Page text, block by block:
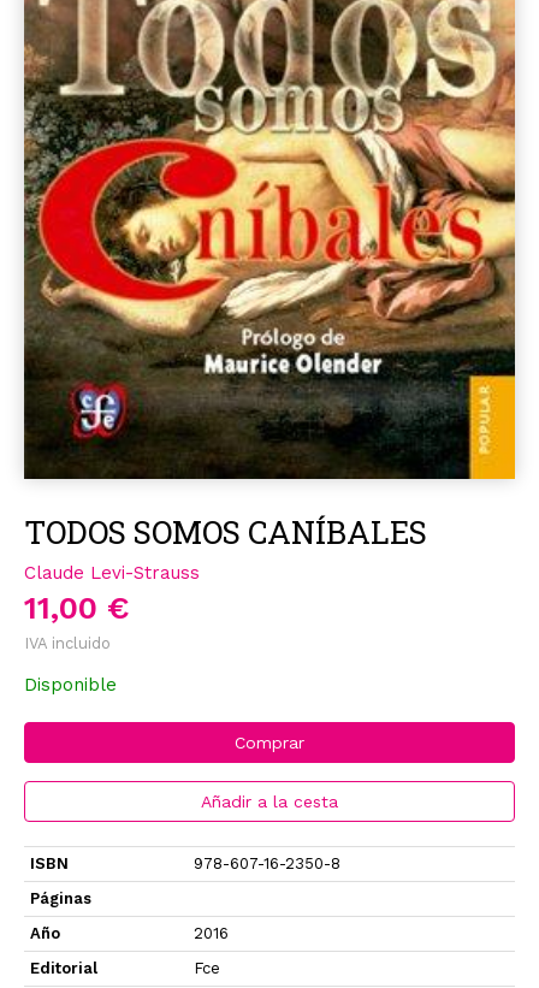
TODOS SOMOS CANÍBALES
Claude Levi-Strauss
11,00 €
IVA incluido
Disponible
Comprar
Añadir a la cesta
ISBN
978-607-16-2350-8
Páginas
Año
2016
Editorial
Fce